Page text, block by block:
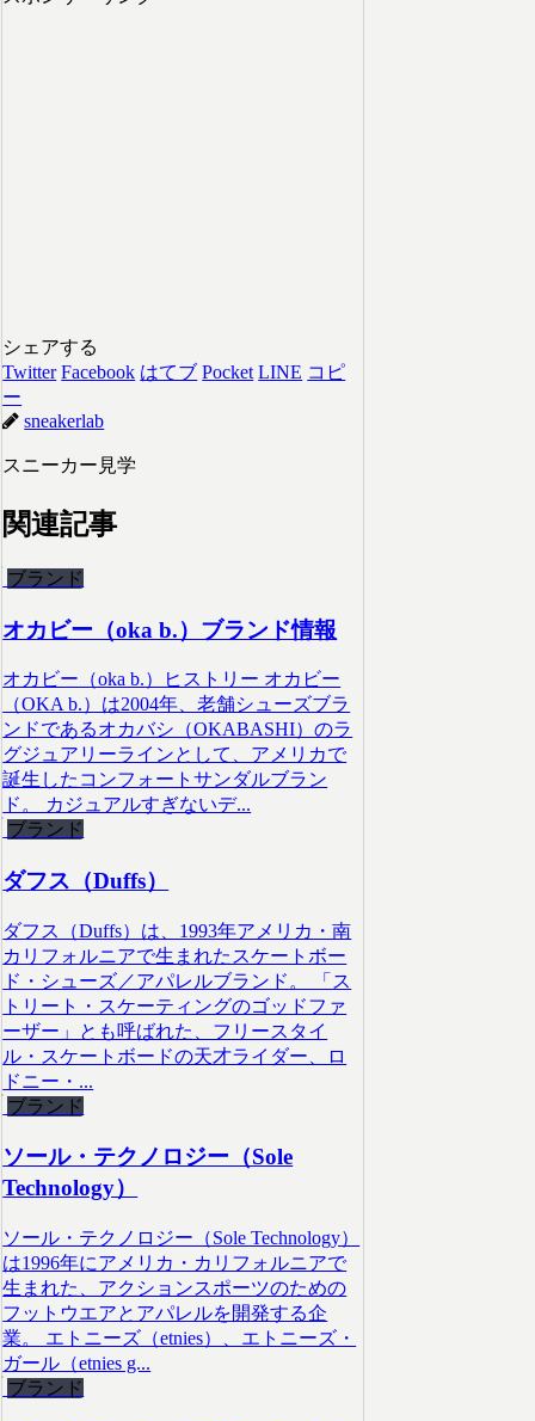
シェアする
Twitter Facebook はてブ Pocket LINE コピ
ー
sneakerlab
スニーカー見学
関連記事
ブランド
オカビー（oka b.）ブランド情報
オカビー（oka b.）ヒストリー オカビー
（OKA b.）は2004年、老舗シューズブラ
ンドであるオカバシ（OKABASHI）のラ
グジュアリーラインとして、アメリカで
誕生したコンフォートサンダルブラン
ド。 カジュアルすぎないデ...
ブランド
ダフス（Duffs）
ダフス（Duffs）は、1993年アメリカ・南
カリフォルニアで生まれたスケートボー
ド・シューズ／アパレルブランド。 「ス
トリート・スケーティングのゴッドファ
ーザー」とも呼ばれた、フリースタイ
ル・スケートボードの天才ライダー、ロ
ドニー・...
ブランド
ソール・テクノロジー（Sole
Technology）
ソール・テクノロジー（Sole Technology）
は1996年にアメリカ・カリフォルニアで
生まれた、アクションスポーツのための
フットウエアとアパレルを開発する企
業。 エトニーズ（etnies）、エトニーズ・
ガール（etnies g...
ブランド